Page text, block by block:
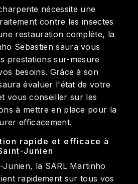
nécessite une
contre les insectes
restauration complète, la
Sebastien saura vous
prestations sur-mesure
besoins. Grâce à son
évaluer l'état de votre
vous conseiller sur les
à mettre en place pour la
efficacement.
rapide et efficace à
Junien
Junien, la SARL Martinho
rapidement sur tous vos